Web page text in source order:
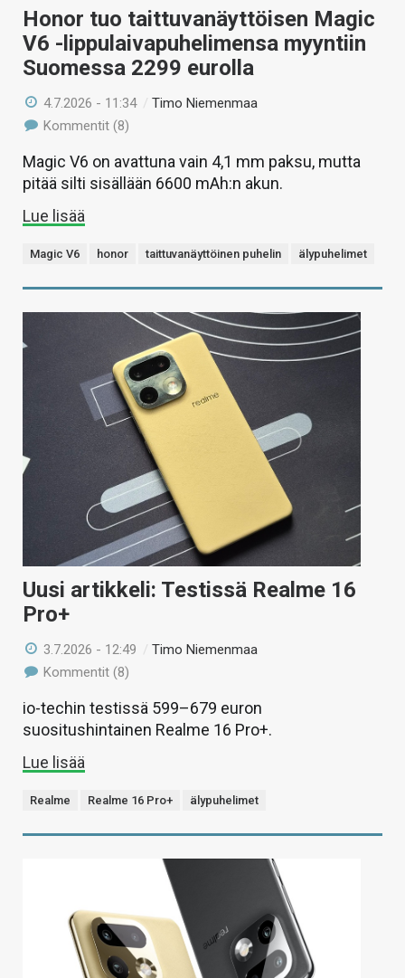
Honor tuo taittuvanäyttöisen Magic
V6 -lippulaivapuhelimensa myyntiin
Suomessa 2299 eurolla
4.7.2026 - 11:34 /Timo Niemenmaa
Kommentit (8)
Magic V6 on avattuna vain 4,1 mm paksu, mutta
pitää silti sisällään 6600 mAh:n akun.
Lue lisää
Magic V6 honor taittuvanäyttöinen puhelin älypuhelimet
Uusi artikkeli: Testissä Realme 16
Pro+
3.7.2026 - 12:49 /Timo Niemenmaa
Kommentit (8)
io-techin testissä 599–679 euron
suositushintainen Realme 16 Pro+.
Lue lisää
Realme Realme 16 Pro+ älypuhelimet